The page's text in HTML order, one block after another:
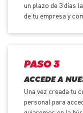
un plazo de 3 días
de tu empresa y
PASO 3
ACCEDE A
Una vez creada tu
personal para